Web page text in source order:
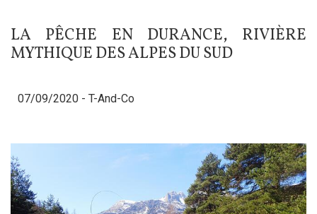
LA PÊCHE EN DURANCE, RIVIÈRE
MYTHIQUE DES ALPES DU SUD
07/09/2020 - T-And-Co